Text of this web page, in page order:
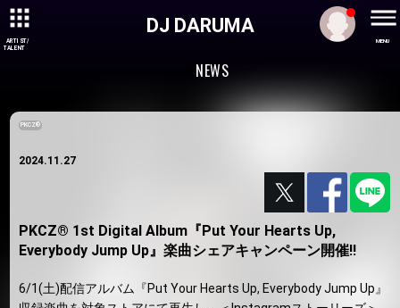
ARTIST/
TALENT
MENU
DJ DARUMA
NEWS
PKCZ®
2024.11.27
PKCZ® 1st Digital Album『Put Your Hearts Up,
Everybody Jump Up』楽曲シェアキャンペーン開催!!
6/1(土)配信アルバム『Put Your Hearts Up, Everybody Jump Up』